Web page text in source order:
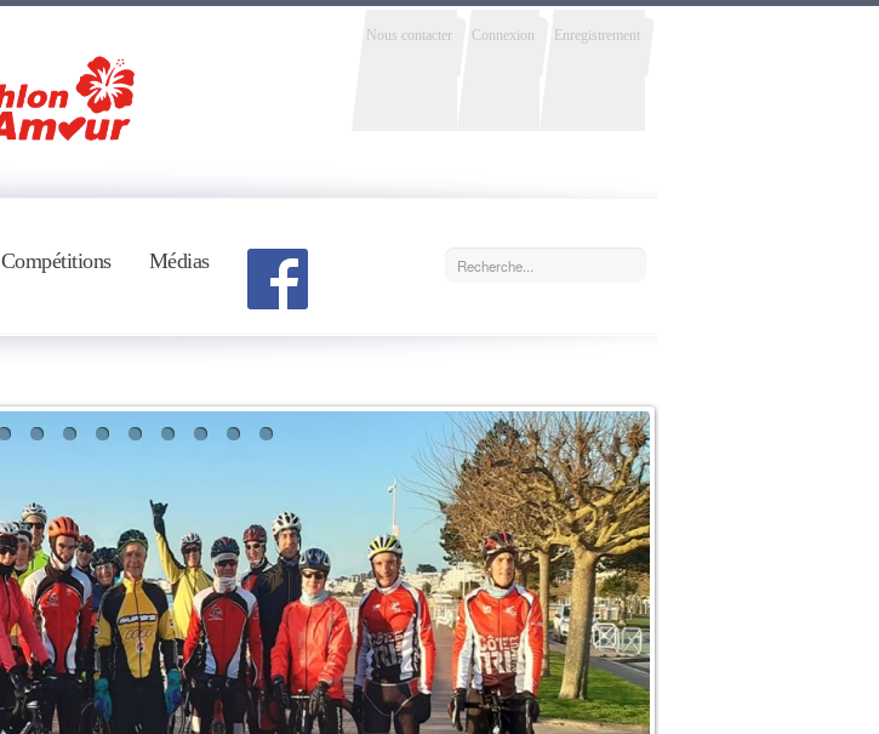
Nous contacter Connexion Enregistrement
Compétitions Médias